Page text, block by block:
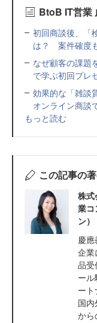
BtoB IT営業
初回商談後、「
は？ 案件確度
なぜ顧客の課題
で学ぶ初回プレ
効果的な「雑談
オンライン商談
もっと読む
この記事の
株式
業コ
ン）
慶
企業
品受
ー
ート
国
から